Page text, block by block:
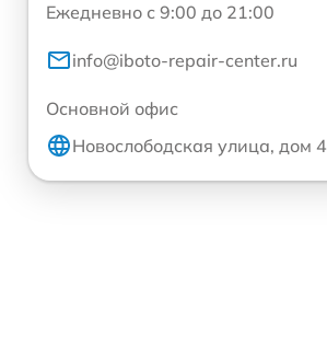
Ежедневно с 9:00 до 21:00
info@iboto-repair-center.ru
Основной офис
Новослободская улица, дом 4